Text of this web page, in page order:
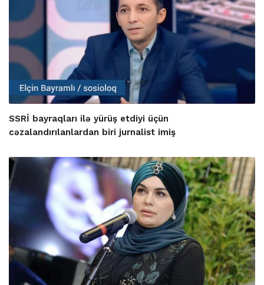
SSRİ bayraqları ilə yürüş etdiyi üçün
cəzalandırılanlardan biri jurnalist imiş